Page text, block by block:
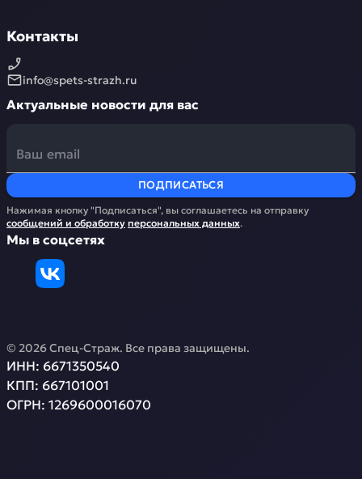
Контакты
info@spets-strazh.ru
Актуальные новости для вас
ПОДПИСАТЬСЯ
Нажимая кнопку "Подписаться", вы соглашаетесь на отправку
сообщений и обработку персональных данных.
Мы в соцсетях
© 2026Спец-Страж. Все права защищены.
ИНН: 6671350540
КПП: 667101001
ОГРН: 1269600016070